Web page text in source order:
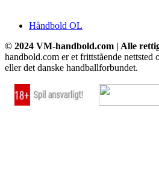
Håndbold OL
© 2024 VM-handbold.com | Alle
handbold.com er et frittstående
eller det danske handballforbundet.